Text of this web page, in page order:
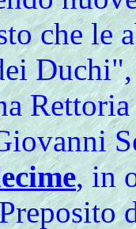
che le
, in